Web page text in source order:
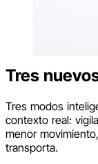
una cuenta
Tres
Tres modos
contexto real:
menor
transporta.